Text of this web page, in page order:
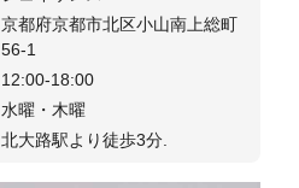
京都府京都市北区小山南上総町
56-1
12:00-18:00
水曜・木曜
北大路駅より徒歩3分.